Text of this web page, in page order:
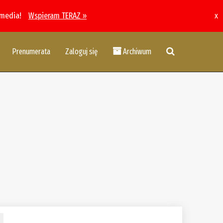
Wspieram TERAZ » x
Prenumerata Zaloguj się Archiwum